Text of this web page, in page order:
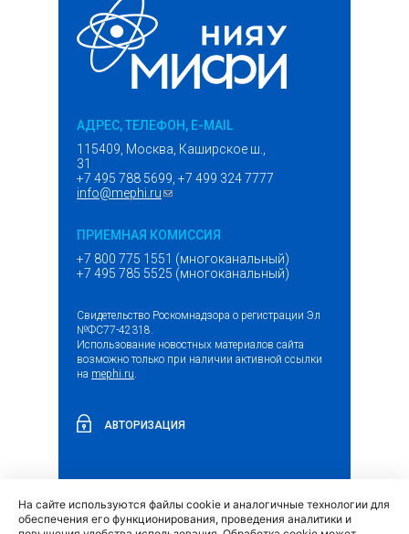
АДРЕС, ТЕЛЕФОН, E-MAIL
115409, Москва, Каширское ш.,
31
+7 495 788 5699, +7 499 324 7777
info@mephi.ru(ссылка для отправки email)
ПРИЕМНАЯ КОМИССИЯ
+7 800 775 1551 (многоканальный)
+7 495 785 5525 (многоканальный)
Свидетельство Роскомнадзора о регистрации Эл
№ФС77-42318.
Использование новостных материалов сайта
возможно только при наличии активной ссылки
на mephi.ru.
АВТОРИЗАЦИЯ
Обращение граждан и организаций (внешняя
ссылка)
На сайте используются файлы cookie и аналогичные технологии для
обеспечения его функционирования, проведения аналитики и